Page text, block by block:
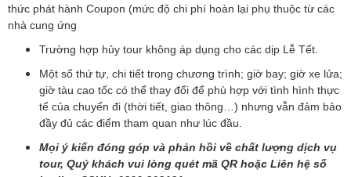
thức phát hành Coupon (mức độ chi phí hoàn lại phụ thuộc từ các
nhà cung ứng
Trường hợp hủy tour không áp dụng cho các dịp Lễ Tết.
Một số thứ tự, chi tiết trong chương trình; giờ bay; giờ xe lửa;
giờ tàu cao tốc có thể thay đổi để phù hợp với tình hình thực
tế của chuyến đi (thời tiết, giao thông…) nhưng vẫn đảm bảo
đầy đủ các điểm tham quan như lúc đầu.
Mọi ý kiến đóng góp và phản hồi về chất lượng dịch vụ
tour, Quý khách vui lòng quét mã QR hoặc Liên hệ số